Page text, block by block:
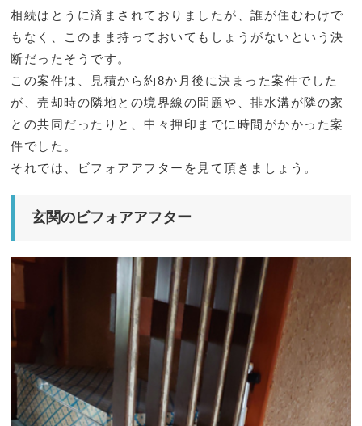
相続はとうに済まされておりましたが、誰が住むわけで
もなく、このまま持っておいてもしょうがないという決
断だったそうです。
この案件は、見積から約8か月後に決まった案件でした
が、売却時の隣地との境界線の問題や、排水溝が隣の家
との共同だったりと、中々押印までに時間がかかった案
件でした。
それでは、ビフォアアフターを見て頂きましょう。
玄関のビフォアアフター